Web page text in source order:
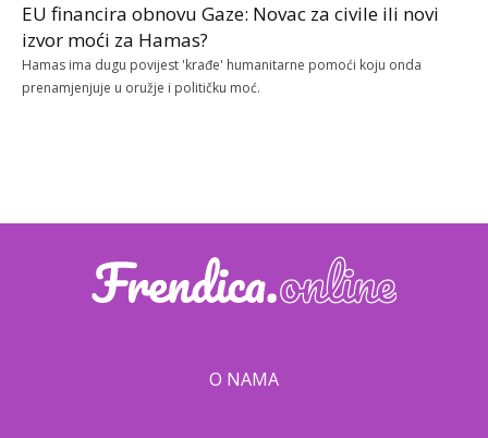
EU financira obnovu Gaze: Novac za civile ili novi
izvor moći za Hamas?
Hamas ima dugu povijest 'krađe' humanitarne pomoći koju onda
prenamjenjuje u oružje i političku moć.
O NAMA